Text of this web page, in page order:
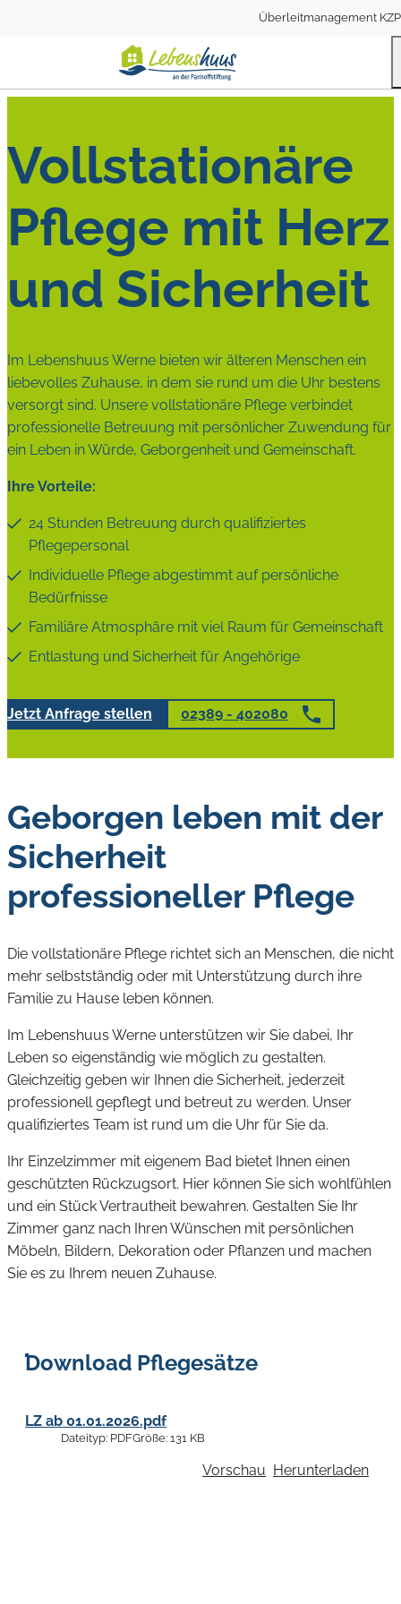
Überleitmanagement KZP
Vollstationäre
Pflege mit Herz
und Sicherheit
Im Lebenshuus Werne bieten wir älteren Menschen ein
liebevolles Zuhause, in dem sie rund um die Uhr bestens
versorgt sind. Unsere vollstationäre Pflege verbindet
professionelle Betreuung mit persönlicher Zuwendung für
ein Leben in Würde, Geborgenheit und Gemeinschaft.
Ihre Vorteile:
24 Stunden Betreuung durch qualifiziertes
Pflegepersonal
Individuelle Pflege abgestimmt auf persönliche
Bedürfnisse
Familiäre Atmosphäre mit viel Raum für Gemeinschaft
Entlastung und Sicherheit für Angehörige
Jetzt Anfrage stellen 02389 - 402080
Geborgen leben mit der
Sicherheit
professioneller Pflege
Die vollstationäre Pflege richtet sich an Menschen, die nicht
mehr selbstständig oder mit Unterstützung durch ihre
Familie zu Hause leben können.
Im Lebenshuus Werne unterstützen wir Sie dabei, Ihr
Leben so eigenständig wie möglich zu gestalten.
Gleichzeitig geben wir Ihnen die Sicherheit, jederzeit
professionell gepflegt und betreut zu werden. Unser
qualifiziertes Team ist rund um die Uhr für Sie da.
Ihr Einzelzimmer mit eigenem Bad bietet Ihnen einen
geschützten Rückzugsort. Hier können Sie sich wohlfühlen
und ein Stück Vertrautheit bewahren. Gestalten Sie Ihr
Zimmer ganz nach Ihren Wünschen mit persönlichen
Möbeln, Bildern, Dekoration oder Pflanzen und machen
Sie es zu Ihrem neuen Zuhause.
Download Pflegesätze
LZ ab 01.01.2026.pdf
Dateityp: PDFGröße: 131 KB
Vorschau Herunterladen